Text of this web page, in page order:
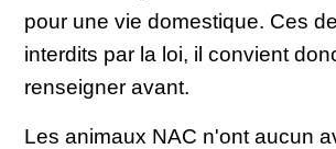
pour une vie domestique. Ces
interdits par la loi, il convient
renseigner avant.
Les animaux NAC n'ont aucun